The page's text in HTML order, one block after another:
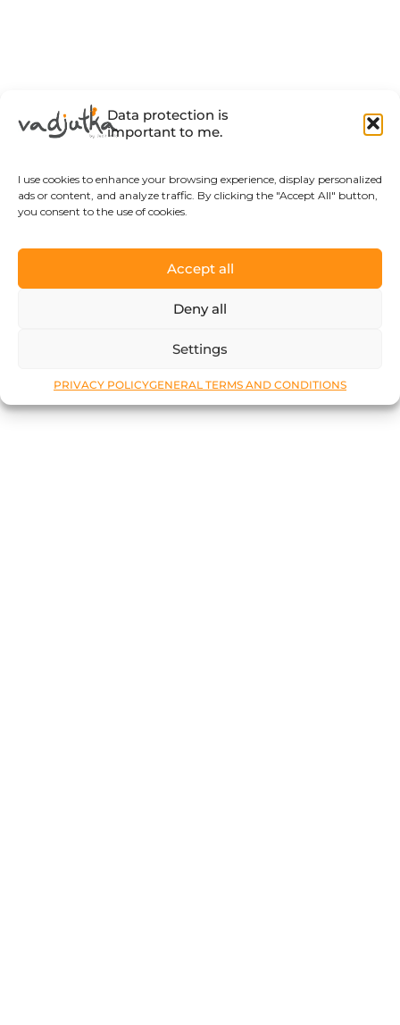
Data protection is
important to me.
I use cookies to enhance your browsing experience, display personalized
ads or content, and analyze traffic. By clicking the "Accept All" button,
you consent to the use of cookies.
Accept all
Deny all
Settings
PRIVACY POLICYGENERAL TERMS AND CONDITIONS